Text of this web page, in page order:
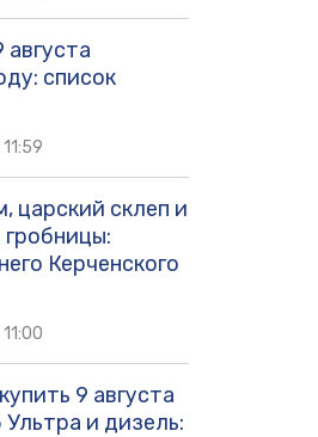
список
царский склеп и
Керченского
9 августа
и дизель: